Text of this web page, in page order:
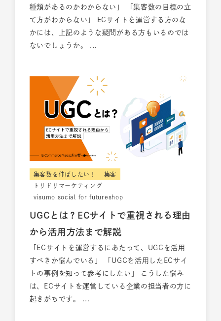
種類があるのかわからない」 「集客数の目標の立
て方がわからない」 ECサイトを運営する方のな
かには、上記のような疑問がある方もいるのでは
ないでしょうか。 ...
集客数を伸ばしたい！
集客
トリドリマーケティング
visumo social for futureshop
UGCとは？ECサイトで重視される理由
から活用方法まで解説
「ECサイトを運営するにあたって、UGCを活用
すべきか悩んでいる」 「UGCを活用したECサイ
トの事例を知って参考にしたい」 こうした悩み
は、ECサイトを運営している企業の担当者の方に
起きがちです。 ...